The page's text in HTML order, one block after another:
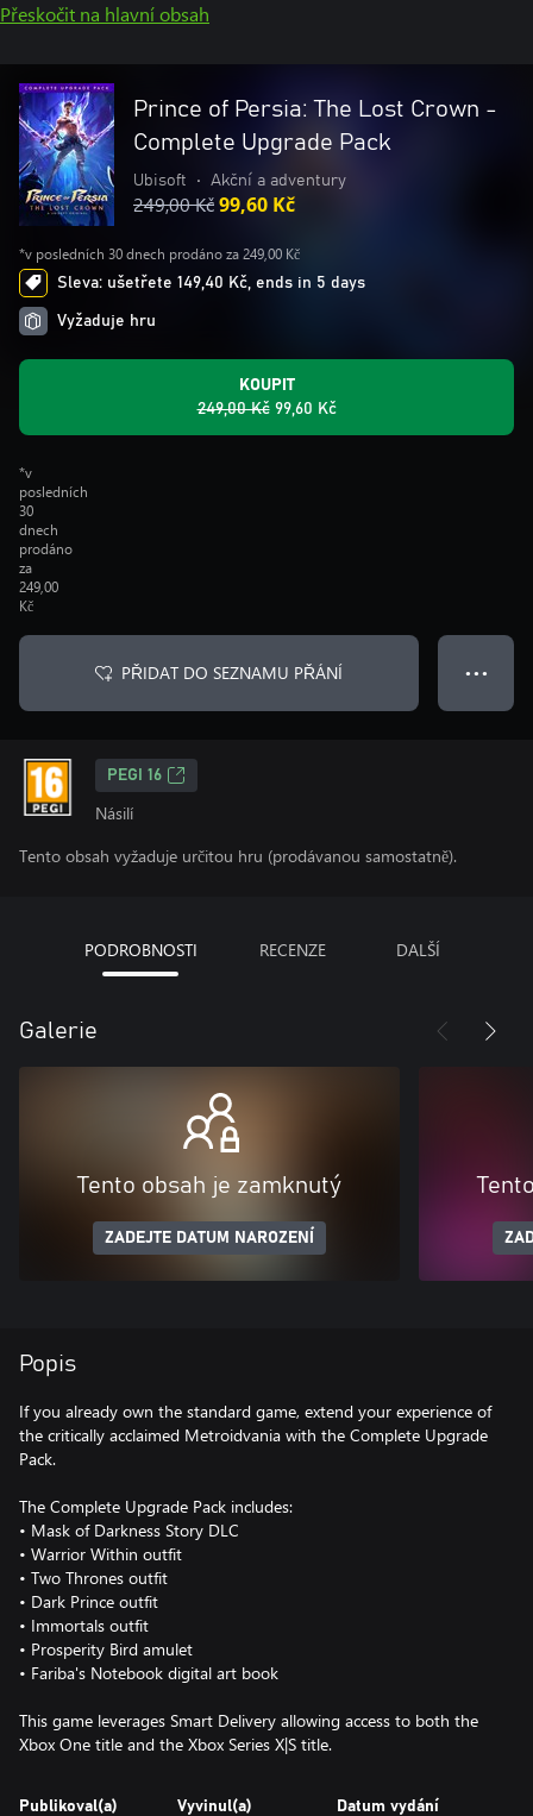
Přeskočit na hlavní obsah
Prince of Persia: The Lost Crown -
Complete Upgrade Pack
Ubisoft • Akční a adventury
249,00 Kč99,60 Kč
*v posledních 30 dnech prodáno za 249,00 Kč
Sleva: ušetřete 149,40 Kč, ends in 5 days
Vyžaduje hru
KOUPIT
249,00 Kč 99,60 Kč
*v
posledních
30
dnech
prodáno
za
249,00
Kč
PŘIDAT DO SEZNAMU PŘÁNÍ ● ● ●
PEGI 16
Násilí
Tento obsah vyžaduje určitou hru (prodávanou samostatně).
PODROBNOSTI RECENZE DALŠÍ
Galerie
Tento obsah je zamknutý
ZADEJTE DATUM NAROZENÍ
Popis
If you already own the standard game, extend your experience of
the critically acclaimed Metroidvania with the Complete Upgrade
Pack.
The Complete Upgrade Pack includes:
• Mask of Darkness Story DLC
• Warrior Within outfit
• Two Thrones outfit
• Dark Prince outfit
• Immortals outfit
• Prosperity Bird amulet
• Fariba's Notebook digital art book
This game leverages Smart Delivery allowing access to both the
Xbox One title and the Xbox Series X|S title.
Publikoval(a) Vyvinul(a) Datum vydání